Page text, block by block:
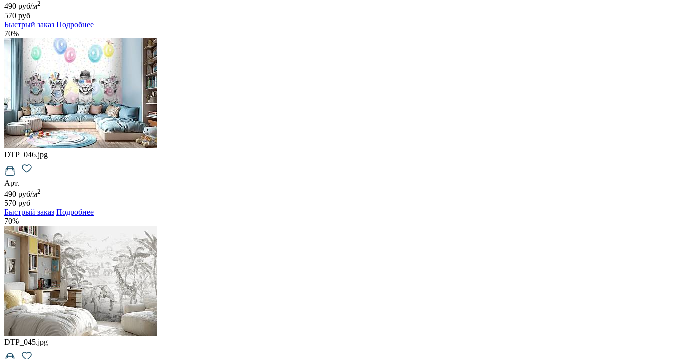
490 руб/м2
570 руб
Быстрый заказ Подробнее
70%
DTP_046.jpg
Арт.
490 руб/м2
570 руб
Быстрый заказ Подробнее
70%
DTP_045.jpg